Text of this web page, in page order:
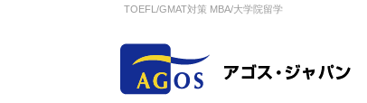
TOEFL/GMAT対策 MBA/大学院留学